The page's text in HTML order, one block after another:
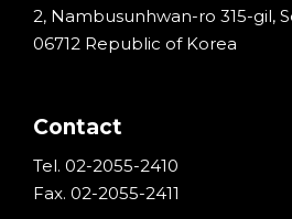
2, Nambusunhwan-ro 315-gil,
06712 Republic of Korea
Contact
Tel. 02-2055-2410
Fax. 02-2055-2411